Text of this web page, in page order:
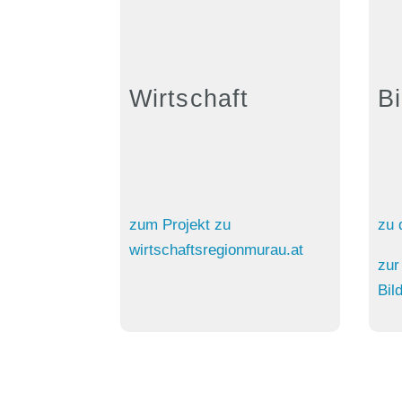
Wirtschaft
zum Projekt zu
wirtschaftsregionmurau.at
zu